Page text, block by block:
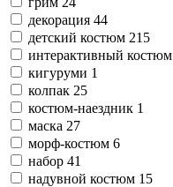
декорация 44
детский костюм 215
интерактивный костюм
кигуруми 1
колпак 25
костюм-наездник 1
маска 27
морф-костюм 6
набор 41
надувной костюм 15